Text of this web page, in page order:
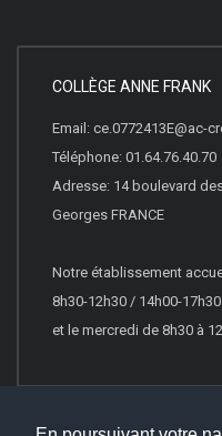
COLLÈGE ANNE FRANK
Email: ce.0772413E@ac-
Téléphone: 01.64.76.40.70
Adresse: 14 boulevard
Georges FRANCE
Notre établissement
8h30-12h30 / 14h00-
et le mercredi de 8h30 à